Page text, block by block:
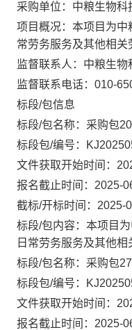
采购单位：中粮生物科
项目概况：本项目为
常劳务服务及其他相关
监督联系人：中粮生物
监督联系电话：010-
标段/包信息
标段/包名称：采购包
标段包/编号：
文件获取开始时间：
报名截止时间：2025-
截标/开标时间：2025-
标段/包内容：本项目
日常劳务服务及其他相
标段/包名称：采购包
标段包/编号：
文件获取开始时间：
报名截止时间：2025-